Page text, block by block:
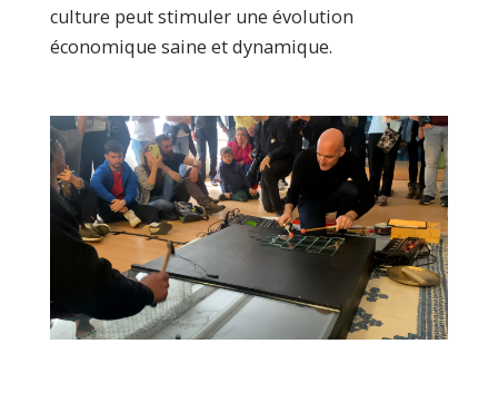
culture peut stimuler une évolution
économique saine et dynamique.